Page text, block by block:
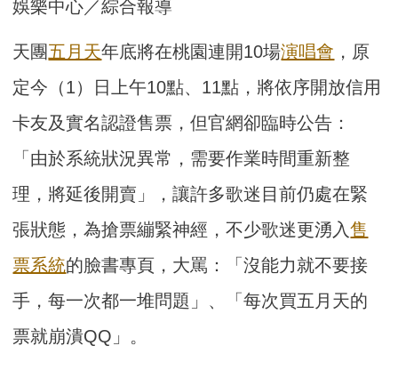
娛樂中心／綜合報導
天團五月天年底將在桃園連開10場演唱會 ，原
定今（1）日上午10點、11點，將依序開放信用
卡友及實名認證售票，但官網卻臨時公告：
「由於系統狀況異常，需要作業時間重新整
理，將延後開賣」，讓許多歌迷目前仍處在緊
張狀態，為搶票繃緊神經，不少歌迷更湧入售
票系統的臉書專頁，大罵：「沒能力就不要接
手，每一次都一堆問題」、「每次買五月天的
票就崩潰QQ」。